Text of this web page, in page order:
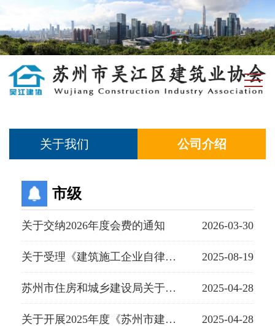
关于我们 公司介绍
市级
关于交纳2026年度会费的通知 2026-03-30
关于受理《建筑施工企业自律承诺书》的通知 2025-08-19
苏州市住房和城乡建设局关于公布2024年度苏州市建筑施工企业（含市政类）综合考评结果的通知 2025-04-28
关于开展2025年度《苏州市建筑业企业信用管理手册》审核更新工作的通知 2025-04-28